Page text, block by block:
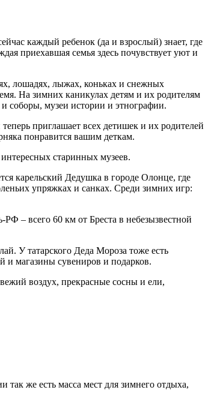
каждый ребенок (да и взрослый) знает, где
приехавшая семья здесь почувствует уют и
лошадях, лыжах, коньках и снежных
На зимних каникулах детям и их родителям
соборы, музеи истории и этнографии.
приглашает всех детишек и их родителей
понравится вашим деткам.
старинных музеев.
карельский Дедушка в городе Олонце, где
упряжках и санках. Среди зимних игр:
– всего 60 км от Бреста в небезызвестной
У татарского Деда Мороза тоже есть
и магазины сувениров и подарков.
воздух, прекрасные сосны и ели,
же есть масса мест для зимнего отдыха,